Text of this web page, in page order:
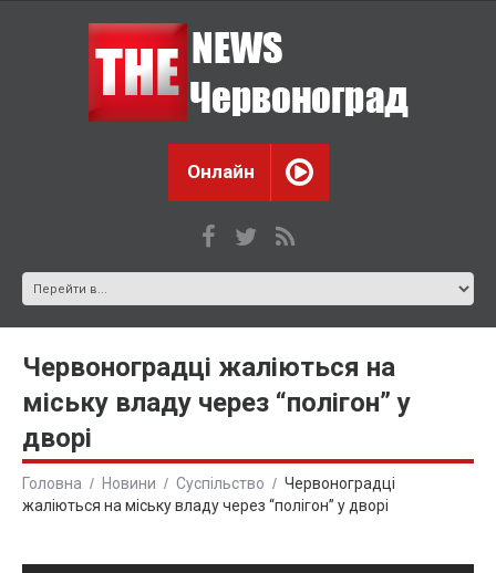
Онлайн
Червоноградці жаліються на
міську владу через “полігон” у
дворі
Головна Новини Суспільство
Червоноградці
жаліються на міську владу через “полігон” у дворі